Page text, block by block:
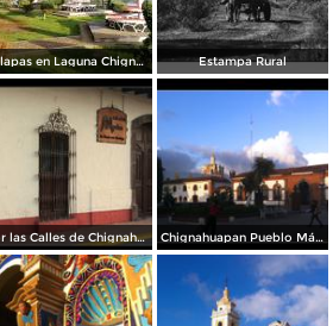
Palapas en Laguna Chignahuapan Estampa Rural
Por las Calles de Chignahuapan Chignahuapan Pueblo Mágico